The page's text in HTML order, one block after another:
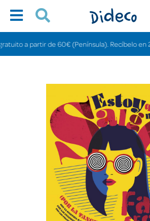
a partir de 60€ (Península). Recíbelo en 24/